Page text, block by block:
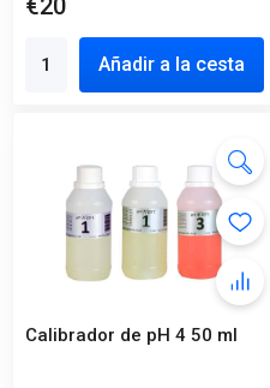
€20
Añadir a la cesta
Calibrador de pH 4 50 ml